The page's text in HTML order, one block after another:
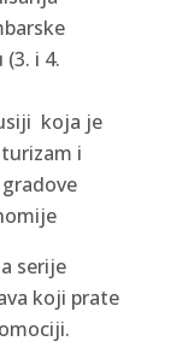
i 4.
koja je
i
serije
koji prate